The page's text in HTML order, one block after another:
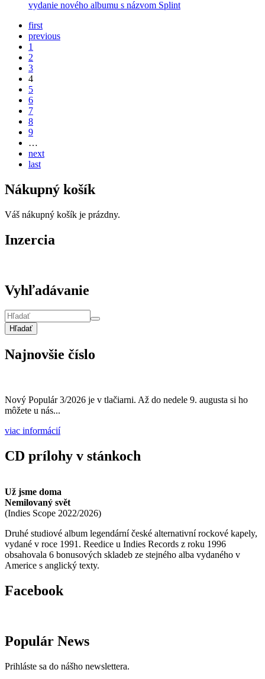
vydanie nového albumu s názvom Splint
first
previous
1
2
3
4
5
6
7
8
9
…
next
last
Nákupný košík
Váš nákupný košík je prázdny.
Inzercia
Vyhľadávanie
Hľadať
Najnovšie číslo
Nový Populár 3/2026 je v tlačiarni. Až do nedele 9. augusta si ho
môžete u nás...
viac informácií
CD prílohy v stánkoch
Už jsme doma
Nemilovaný svět
(Indies Scope 2022/2026)
Druhé studiové album legendární české alternativní rockové kapely,
vydané v roce 1991. Reedice u Indies Records z roku 1996
obsahovala 6 bonusových skladeb ze stejného alba vydaného v
Americe s anglický texty.
Facebook
Populár News
Prihláste sa do nášho newslettera.